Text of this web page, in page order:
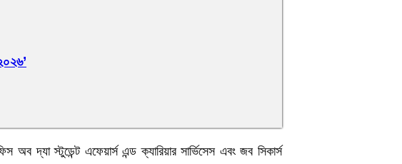
অব দ্যা স্টুডেন্ট এফেয়ার্স এন্ড ক্যারিয়ার সার্ভিসেস এবং জব সিকার্স